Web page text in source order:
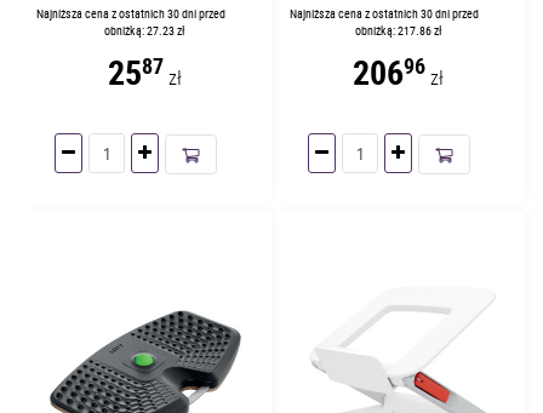
Najniższa cena z ostatnich 30 dni przed
obniżką: 27.23 zł
2587zł
Najniższa cena z ostatnich 30 dni przed
obniżką: 217.86 zł
20696zł